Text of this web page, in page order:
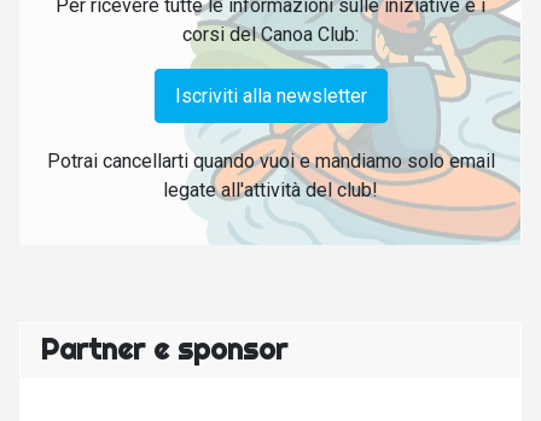
Per ricevere tutte le informazioni sulle iniziative e i
corsi del Canoa Club:
Iscriviti alla newsletter
Potrai cancellarti quando vuoi e mandiamo solo email
legate all'attività del club!
Partner e sponsor